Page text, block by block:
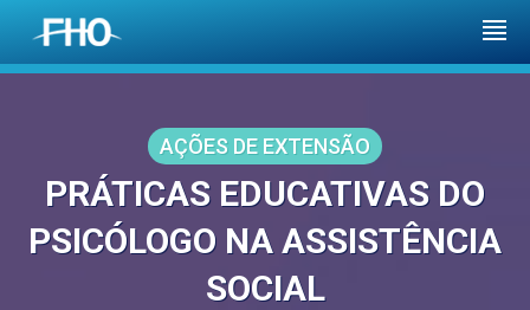
AÇÕES DE EXTENSÃO
PRÁTICAS EDUCATIVAS DO
PSICÓLOGO NA ASSISTÊNCIA
SOCIAL